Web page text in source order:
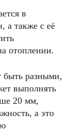
в
а также с её
отоплении.
быть разными,
выполнять
20 мм,
а это